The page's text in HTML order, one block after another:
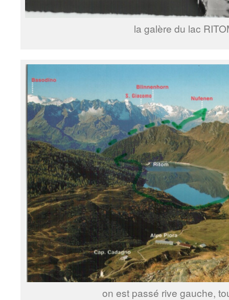
la galère du lac
on est passé rive gauche,